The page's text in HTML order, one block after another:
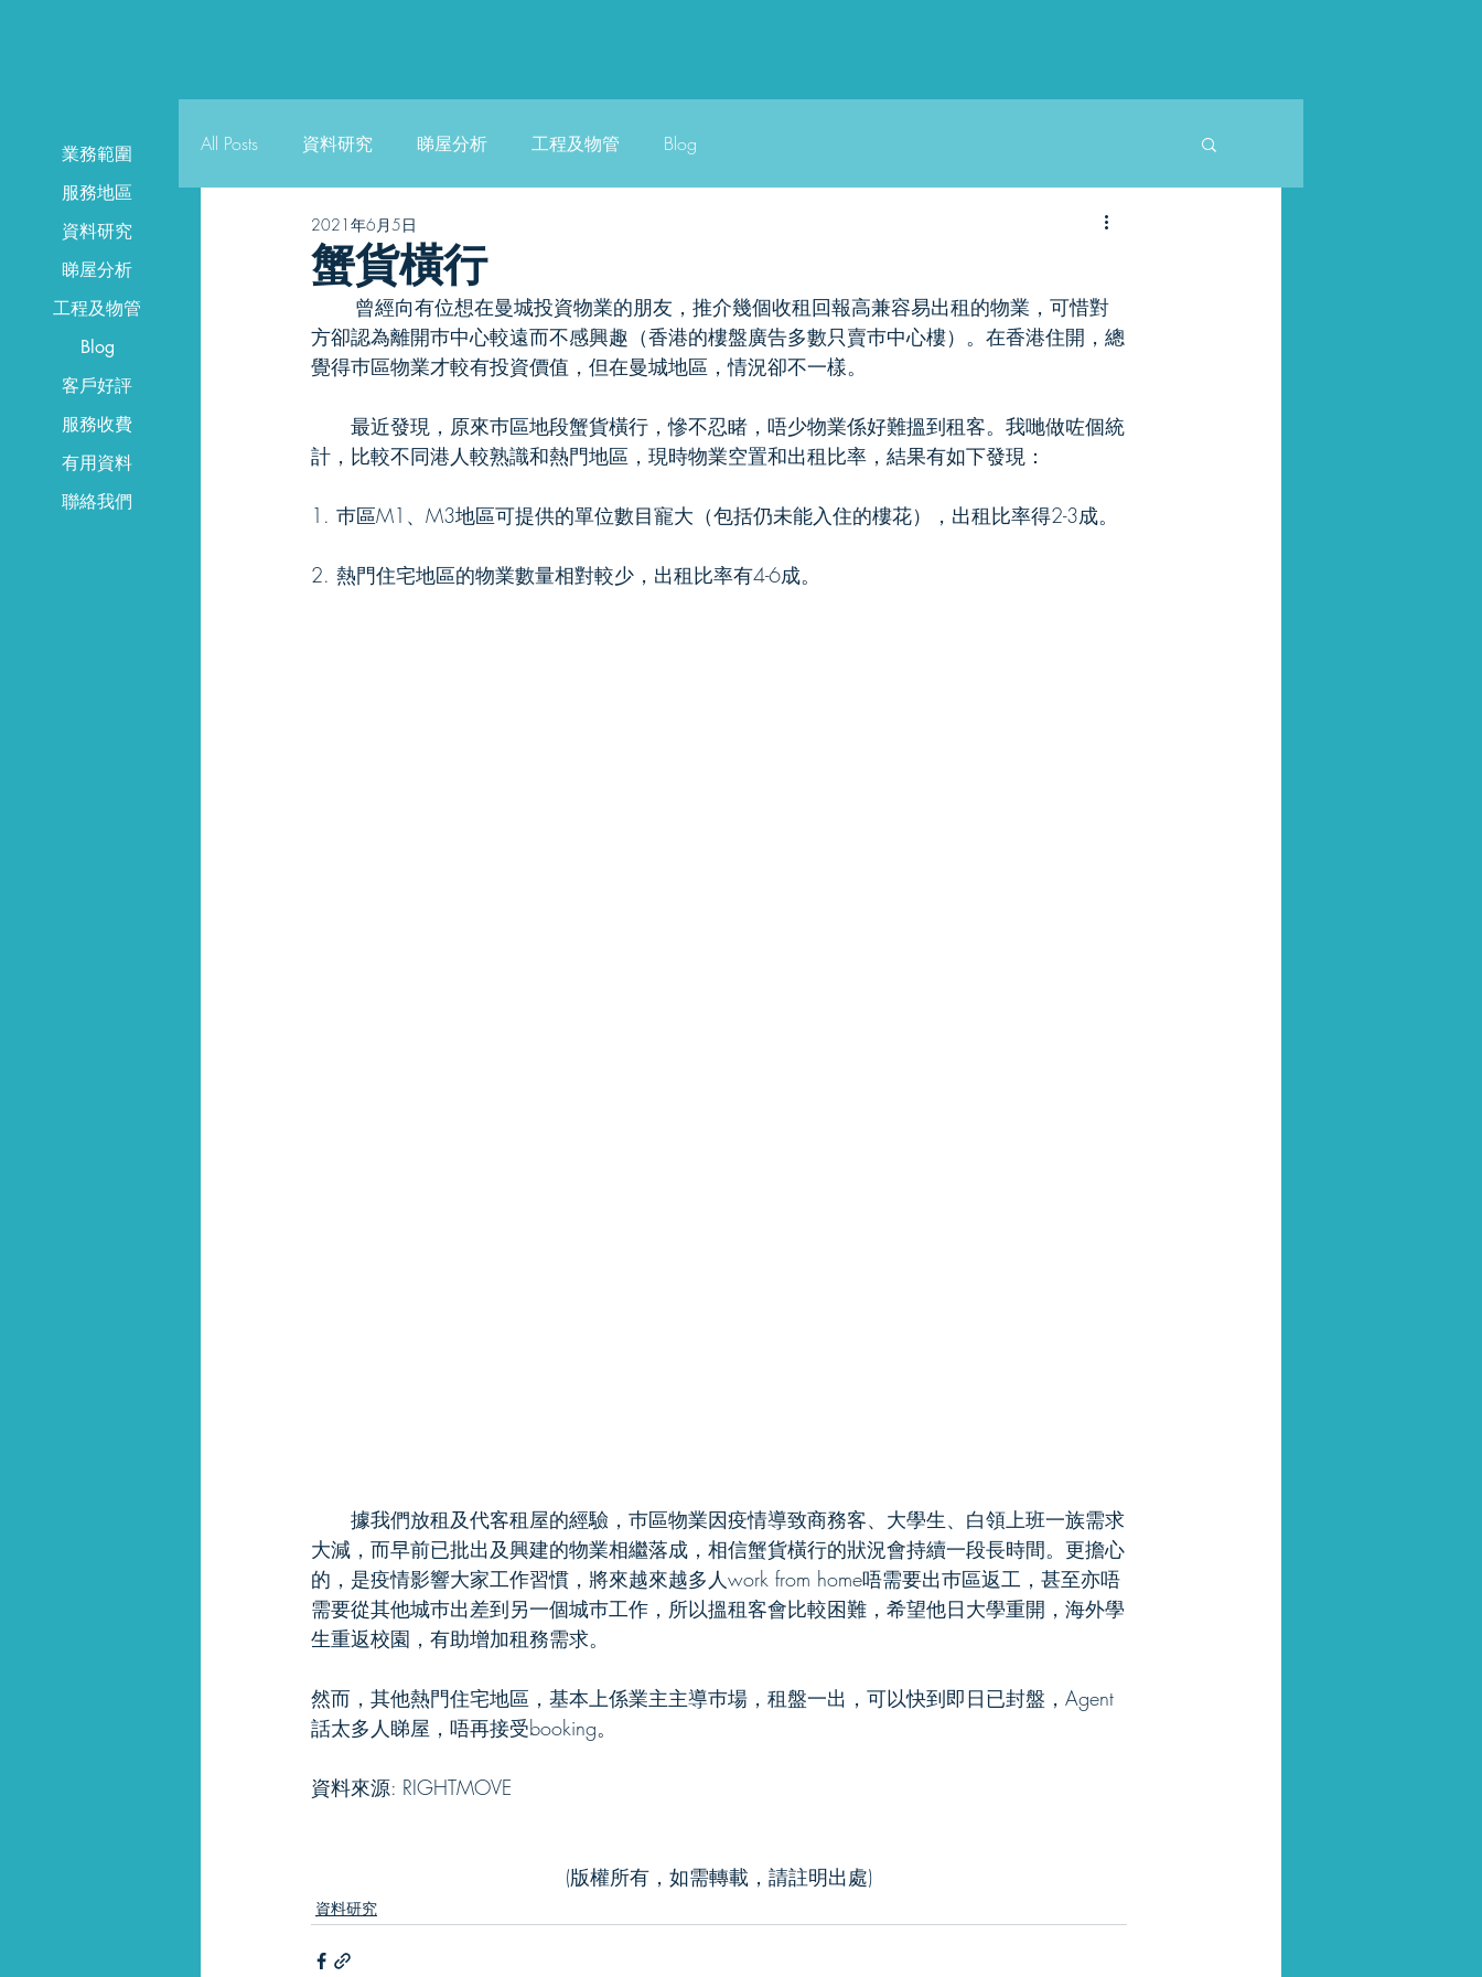
曼城物業服務
業務範圍
服務地區
資料研究
睇屋分析
工程及物管
Blog
客戶好評
服務收費
有用資料
聯絡我們
All Posts 資料研究 睇屋分析 工程及物管 Blog
蟹貨橫行
2021年6月5日
方卻認為離開巿中心較遠而不感興趣（香港的樓盤廣告多數只賣巿中心樓）。在香港住開，總
覺得巿區物業才較有投資價值，但在曼城地區，情況卻不一樣。
最近發現，原來巿區地段蟹貨橫行，慘不忍睹，唔少物業係好難搵到租客。我哋做咗個統
計，比較不同港人較熟識和熱門地區，現時物業空置和出租比率，結果有如下發現：
1. 巿區M1、M3地區可提供的單位數目寵大（包括仍未能入住的樓花），出租比率得2-3成。
2. 熱門住宅地區的物業數量相對較少，出租比率有4-6成。
據我們放租及代客租屋的經驗，巿區物業因疫情導致商務客、大學生、白領上班一族需求
大減，而早前已批出及興建的物業相繼落成，相信蟹貨橫行的狀況會持續一段長時間。更擔心
的，是疫情影響大家工作習慣，將來越來越多人work from home唔需要出巿區返工，甚至亦唔
需要從其他城巿出差到另一個城巿工作，所以搵租客會比較困難，希望他日大學重開，海外學
生重返校園，有助增加租務需求。
然而，其他熱門住宅地區，基本上係業主主導巿場，租盤一出，可以快到即日已封盤，Agent
話太多人睇屋，唔再接受booking。
資料來源: RIGHTMOVE
(版權所有，如需轉載，請註明出處)
資料研究